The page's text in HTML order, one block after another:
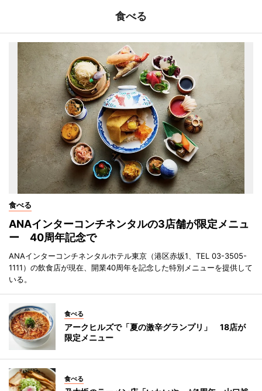
食べる
食べる
ANAインターコンチネンタルの3店舗が限定メニュ
ー 40周年記念で
ANAインターコンチネンタルホテル東京（港区赤坂1、TEL 03-3505-
1111）の飲食店が現在、開業40周年を記念した特別メニューを提供して
いる。
食べる
アークヒルズで「夏の激辛グランプリ」 18店が
限定メニュー
食べる